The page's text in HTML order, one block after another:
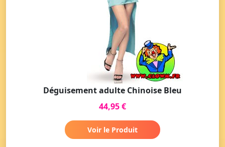
Déguisement adulte Chinoise Bleu
44,95 €
Voir le Produit